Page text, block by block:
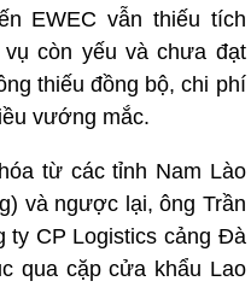
EWEC vẫn thiếu tích
còn yếu và chưa đạt
thiếu đồng bộ, chi phí
vướng mắc.
từ các tỉnh Nam Lào
) và ngược lại, ông Trần
ty CP Logistics cảng Đà
qua cặp cửa khẩu Lao